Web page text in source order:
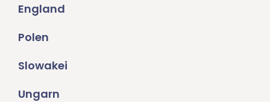
England
Polen
Slowakei
Ungarn